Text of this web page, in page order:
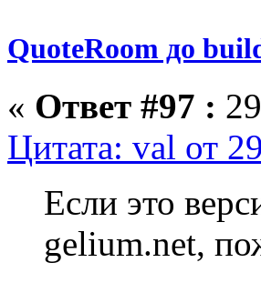
QuoteRoom до
« Ответ #97 :
Цитата: val от
Если это
gelium.net,